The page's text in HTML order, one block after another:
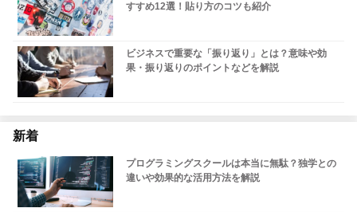
すすめ12選！貼り方のコツも紹介
ビジネスで重要な「振り返り」とは？意味や効
果・振り返りのポイントなどを解説
新着
プログラミングスクールは本当に無駄？独学との
違いや効果的な活用方法を解説